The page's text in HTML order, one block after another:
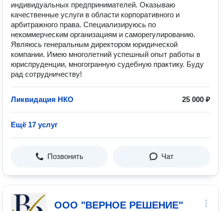
индивидуальных предпринимателей. Оказываю
качественные услуги в области корпоративного и
арбитражного права. Специализируюсь по
некоммерческим организациям и саморегулированию.
Являюсь генеральным директором юридической
компании. Имею многолетний успешный опыт работы в
юриспруденции, многогранную судебную практику. Буду
рад сотрудничеству!
Ликвидация НКО 25 000 ₽
Ещё 17 услуг
Позвонить Чат
ООО "ВЕРНОЕ РЕШЕНИЕ"